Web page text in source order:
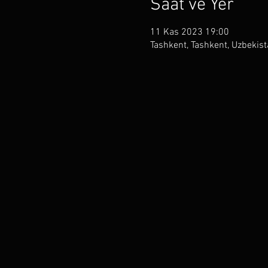
Saat ve Yer
11 Kas 2023 19:00
Tashkent, Tashkent,